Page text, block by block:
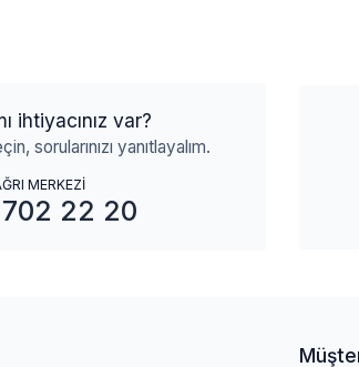
ihtiyacınız var?
sorularınızı yanıtlayalım.
MERKEZİ
22 20